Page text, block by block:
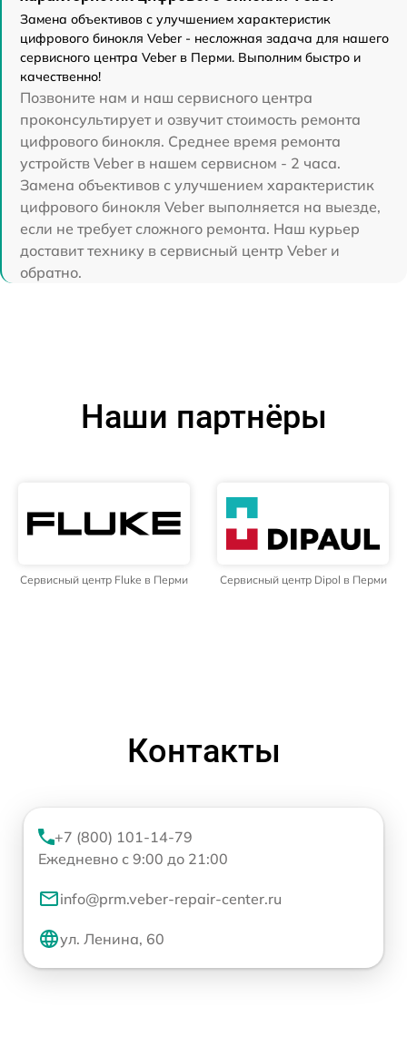
Замена объективов с улучшением характеристик
цифрового бинокля Veber - несложная задача для нашего
сервисного центра Veber в Перми. Выполним быстро и
качественно!
Позвоните нам и наш сервисного центра
проконсультирует и озвучит стоимость ремонта
цифрового бинокля. Среднее время ремонта
устройств Veber в нашем сервисном - 2 часа.
Замена объективов с улучшением характеристик
цифрового бинокля Veber выполняется на выезде,
если не требует сложного ремонта. Наш курьер
доставит технику в сервисный центр Veber и
обратно.
Наши партнёры
Сервисный центр Fluke в Перми Сервисный центр Dipol в Перми
Контакты
+7 (800) 101-14-79
Ежедневно с 9:00 до 21:00
info@prm.veber-repair-center.ru
ул. Ленина, 60